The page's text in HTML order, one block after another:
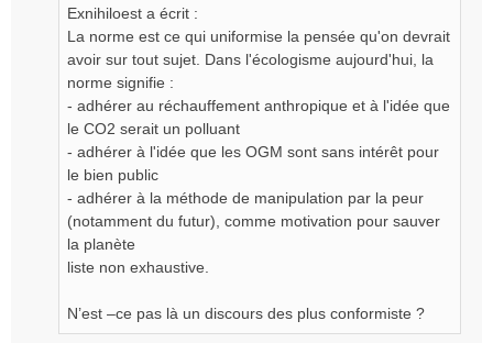
Exnihiloest a écrit :
La norme est ce qui uniformise la pensée qu'on devrait
avoir sur tout sujet. Dans l'écologisme aujourd'hui, la
norme signifie :
- adhérer au réchauffement anthropique et à l'idée que
le CO2 serait un polluant
- adhérer à l'idée que les OGM sont sans intérêt pour
le bien public
- adhérer à la méthode de manipulation par la peur
(notamment du futur), comme motivation pour sauver
la planète
liste non exhaustive.
N’est –ce pas là un discours des plus conformiste ?